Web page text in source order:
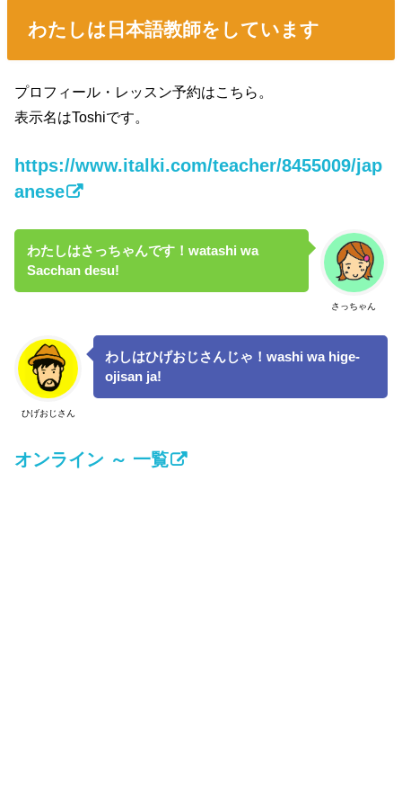
わたしは日本語教師をしています
プロフィール・レッスン予約はこちら。
表示名はToshiです。
https://www.italki.com/teacher/8455009/jap
anese
さっちゃん
わたしはさっちゃんです！watashi wa
Sacchan desu!
ひげおじさん
わしはひげおじさんじゃ！washi wa hige-
ojisan ja!
オンライン ～ 一覧